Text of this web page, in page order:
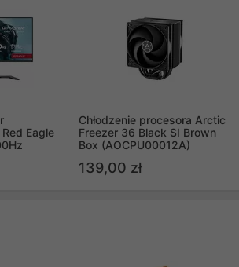
Eagle
Chłodzenie procesora Arctic
Freezer 36 Black SI Brown
Box (AOCPU00012A)
139,00 zł